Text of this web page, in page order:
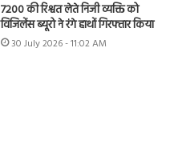
7200 की रिश्वत लेते निजी व्यक्ति को
विजिलेंस ब्यूरो ने रंगे हाथों गिरफ्तार किया
30 July 2026 - 11:02 AM